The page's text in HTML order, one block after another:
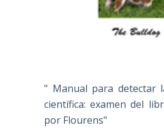
" Manual para detectar
científica: examen del
por Flourens"